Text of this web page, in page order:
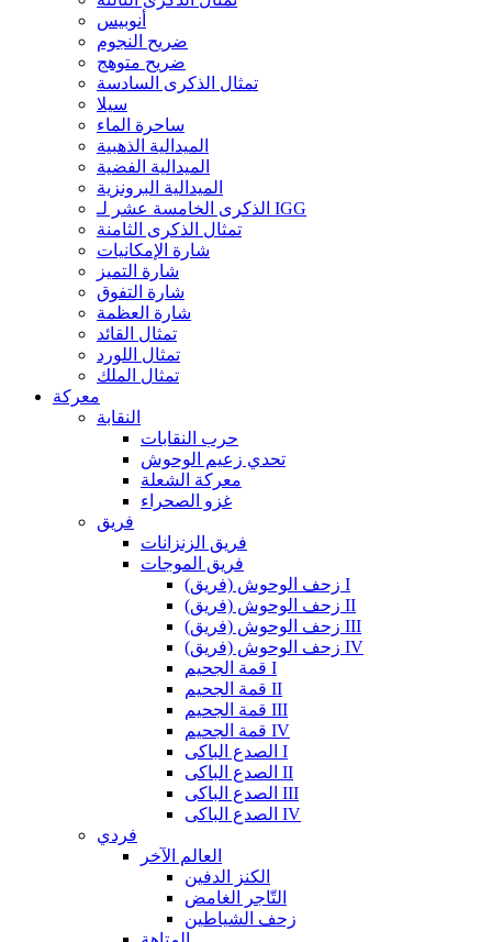
أنوبيس
ضريح النجوم
ضريح متوهج
تمثال الذكرى السادسة
سيلا
ساحرة الماء
الميدالية الذهبية
الميدالية الفضية
الميدالية البرونزية
الذكرى الخامسة عشر لـ IGG
تمثال الذكرى الثامنة
شارة الإمكانيات
شارة التميز
شارة التفوق
شارة العظمة
تمثال القائد
تمثال اللورد
تمثال الملك
معركة
النقابة
حرب النقابات
تحدي زعيم الوحوش
معركة الشعلة
غزو الصحراء
فريق
فريق الزنزانات
فريق الموجات
زحف الوحوش (فريق) I
زحف الوحوش (فريق) II
زحف الوحوش (فريق) III
زحف الوحوش (فريق) IV
قمة الجحيم I
قمة الجحيم II
قمة الجحيم III
قمة الجحيم IV
الصدع الباكى I
الصدع الباكى II
الصدع الباكى III
الصدع الباكى IV
فردي
العالم الآخر
الكنز الدفين
التّاجر الغامض
زحف الشياطين